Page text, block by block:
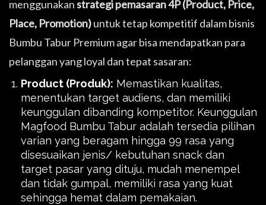
menggunakanstrategi pemasaran 4P (Product, Price,
Place, Promotion)untuk tetap kompetitif dalam bisnis
Bumbu Tabur Premium agar bisa mendapatkan para
pelanggan yang loyal dan tepat sasaran:
Product (Produk): Memastikan kualitas,
menentukan target audiens, dan memiliki
keunggulan dibanding kompetitor. Keunggulan
Magfood Bumbu Tabur adalah tersedia pilihan
varian yang beragam hingga 99 rasa yang
disesuaikan jenis/ kebutuhan snack dan
target pasar yang dituju, mudah menempel
dan tidak gumpal, memiliki rasa yang kuat
sehingga hemat dalam pemakaian.